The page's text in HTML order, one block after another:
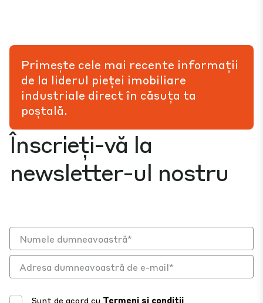
Înscrieți-vă la
newsletter-ul nostru
Sunt de acord cu Termeni și condiții
Primește cele mai recente informații
de la liderul pieței imobiliare
industriale direct în căsuța ta
poștală.